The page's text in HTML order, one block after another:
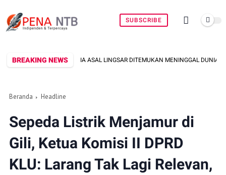
SUBSCRIBE
BREAKING NEWS
PRIA ASAL LINGSAR DITEMUKAN MENINGGAL DUNIA DI PINGGIR KALI LEMBAR
Beranda Headline
Sepeda Listrik Menjamur di
Gili, Ketua Komisi II DPRD
KLU: Larang Tak Lagi Relevan,